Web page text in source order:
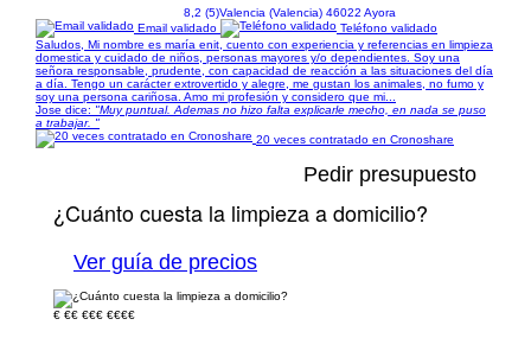
8,2 (5)Valencia (Valencia) 46022 Ayora
Email validado
Teléfono validado
Saludos, Mi nombre es maría enit, cuento con experiencia y referencias en limpieza
domestica y cuidado de niños, personas mayores y/o dependientes. Soy una
señora responsable, prudente, con capacidad de reacción a las situaciones del día
a día. Tengo un carácter extrovertido y alegre, me gustan los animales, no fumo y
soy una persona cariñosa. Amo mi profesión y considero que mi...
Jose dice: "Muy puntual. Ademas no hizo falta explicarle mecho, en nada se puso
a trabajar. "
20 veces contratado en Cronoshare
Pedir presupuesto
¿Cuánto cuesta la limpieza a domicilio?
Ver guía de precios
€ €€ €€€ €€€€